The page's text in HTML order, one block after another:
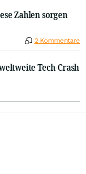
Zahlen sorgen
2 Kommentare
Tech-Crash